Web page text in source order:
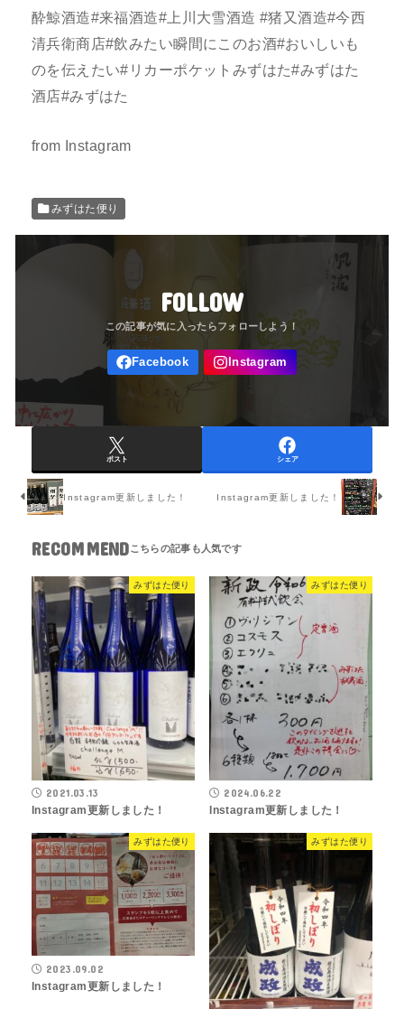
酔鯨酒造#来福酒造#上川大雪酒造 #猪又酒造#今西
清兵衛商店#飲みたい瞬間にこのお酒#おいしいも
のを伝えたい#リカーポケットみずはた#みずはた
酒店#みずはた
from Instagram
みずはた便り
FOLLOW
ポスト シェア
Instagram更新しました！ Instagram更新しました！
RECOMMEND
みずはた便り
2021.03.13
Instagram更新しました！
みずはた便り
2024.06.22
Instagram更新しました！
みずはた便り
2023.09.02
Instagram更新しました！
みずはた便り